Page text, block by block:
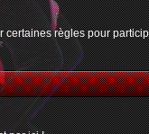
certaines règles pour